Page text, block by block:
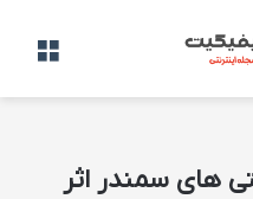
های سمندر اثر